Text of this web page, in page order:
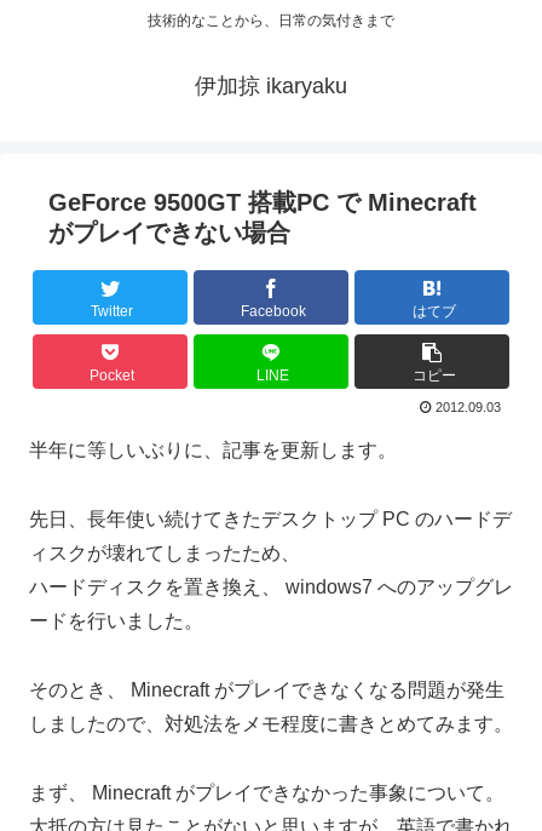
技術的なことから、日常の気付きまで
伊加掠 ikaryaku
GeForce 9500GT 搭載PC で Minecraft
がプレイできない場合
Twitter Facebook はてブ
Pocket LINE コピー
2012.09.03
半年に等しいぶりに、記事を更新します。
先日、長年使い続けてきたデスクトップ PC のハードデ
ィスクが壊れてしまったため、
ハードディスクを置き換え、 windows7 へのアップグレ
ードを行いました。
そのとき、 Minecraft がプレイできなくなる問題が発生
しましたので、対処法をメモ程度に書きとめてみます。
まず、 Minecraft がプレイできなかった事象について。
大抵の方は見たことがないと思いますが、英語で書かれ